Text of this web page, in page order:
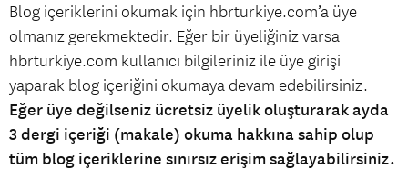
Blog içeriklerini okumak için hbrturkiye.com’a üye
olmanız gerekmektedir. Eğer bir üyeliğiniz varsa
hbrturkiye.com kullanıcı bilgileriniz ile üye girişi
yaparak blog içeriğini okumaya devam edebilirsiniz.
Eğer üye değilseniz ücretsiz üyelik oluşturarak ayda
3 dergi içeriği (makale) okuma hakkına sahip olup
tüm blog içeriklerine sınırsız erişim sağlayabilirsiniz.